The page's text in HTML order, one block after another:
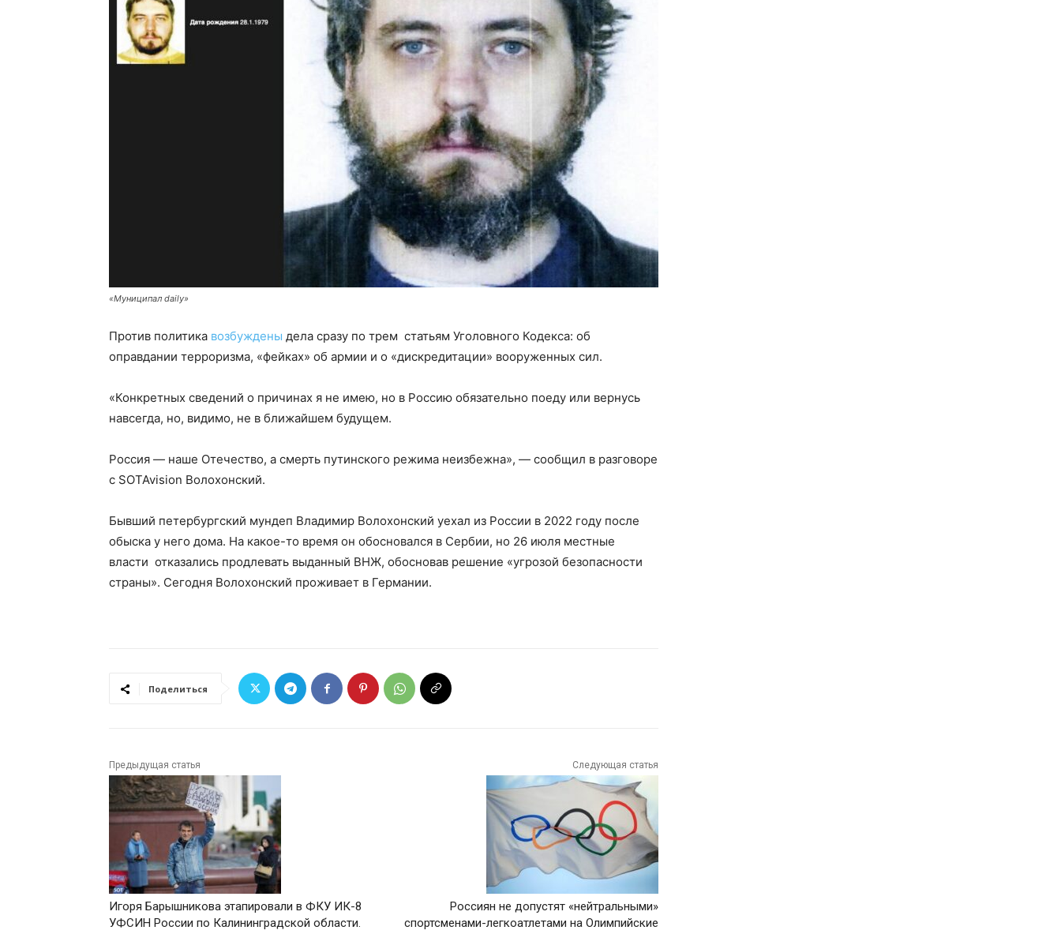
«Муниципал daily»
Против политика возбуждены дела сразу по трем статьям Уголовного Кодекса: об
оправдании терроризма, «фейках» об армии и о «дискредитации» вооруженных сил.
«Конкретных сведений о причинах я не имею, но в Россию обязательно поеду или вернусь
навсегда, но, видимо, не в ближайшем будущем.
Россия — наше Отечество, а смерть путинского режима неизбежна», — сообщил в разговоре
с SOTAvision Волохонский.
Бывший петербургский мундеп Владимир Волохонский уехал из России в 2022 году после
обыска у него дома. На какое-то время он обосновался в Сербии, но 26 июля местные
власти отказались продлевать выданный ВНЖ, обосновав решение «угрозой безопасности
страны». Сегодня Волохонский проживает в Германии.
Поделиться
Предыдущая статья
Игоря Барышникова этапировали в ФКУ ИК-8
УФСИН России по Калининградской области.
Следующая статья
Россиян не допустят «нейтральными»
спортсменами-легкоатлетами на Олимпийские